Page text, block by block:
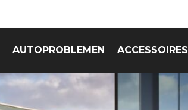
AUTOPROBLEMEN ACCESSOIRES